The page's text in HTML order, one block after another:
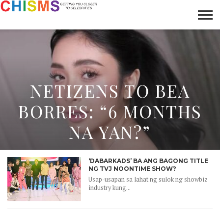
LIFESTYLE
GALLERY
ARTICLES
ABOUT
NETIZENS TO BEA
BORRES: “6 MONTHS
NA YAN?”
‘DABARKADS’ BA ANG BAGONG TITLE
NG TVJ NOONTIME SHOW?
Usap-usapan sa lahat ng sulok ng showbiz
industry kung...